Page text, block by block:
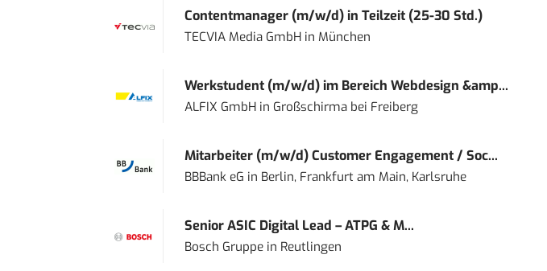
Contentmanager (m/w/d) in Teilzeit (25-30 Std.)
TECVIA Media GmbHin München
Werkstudent (m/w/d) im Bereich Webdesign &amp...
ALFIX GmbHin Großschirma bei Freiberg
Mitarbeiter (m/w/d) Customer Engagement / Soc...
BBBank eG in Berlin, Frankfurt am Main, Karlsruhe
Senior ASIC Digital Lead – ATPG & M...
Bosch Gruppein Reutlingen